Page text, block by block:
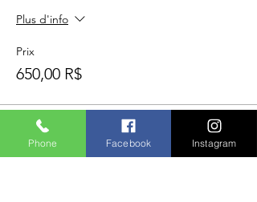
Plus d'info
Prix
650,00 R$
Phone Facebook Instagram